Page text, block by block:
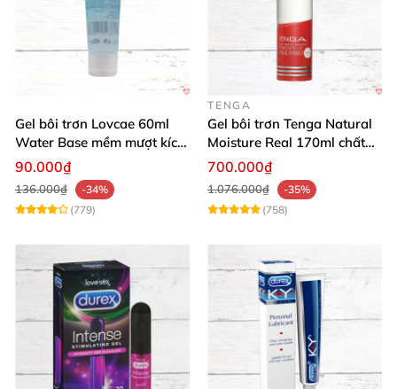
Gel bôi trơn Lovcae 60ml
Water Base mềm mượt kích
thích
90.000₫
136.000₫
-34%
(779)
TENGA
Gel bôi trơn Tenga Natural
Moisture Real 170ml chất
lượng cao mềm mượt an
700.000₫
1.076.000₫
-35%
(758)